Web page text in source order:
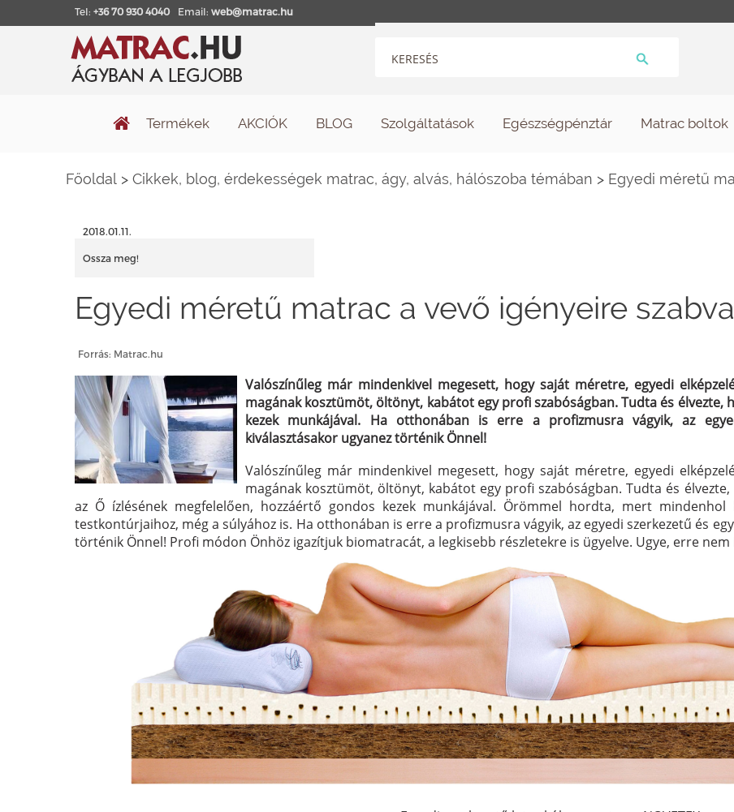
Tel: +36 70 930 4040 Email: web@matrac.hu
Termékek AKCIÓK BLOG Szolgáltatások Egészségpénztár Matrac boltok
Főoldal > Cikkek, blog, érdekességek matrac, ágy, alvás, hálószoba témában > Egyedi méretű
2018.01.11.
Ossza meg!
Egyedi méretű matrac a vevő igényeire szabva
Forrás: Matrac.hu
Valószínűleg már mindenkivel megesett, hogy saját méretre, egyedi
magának kosztümöt, öltönyt, kabátot egy profi szabóságban. Tudta és élvezte,
kezek munkájával. Ha otthonában is erre a profizmusra vágyik, az
kiválasztásakor ugyanez történik Önnel!
Valószínűleg már mindenkivel megesett, hogy saját méretre, egyedi
magának kosztümöt, öltönyt, kabátot egy profi szabóságban. Tudta és
az Ő ízlésének megfelelően, hozzáértő gondos kezek munkájával. Örömmel hordta, mert mindenhol
testkontúrjaihoz, még a súlyához is. Ha otthonában is erre a profizmusra vágyik, az egyedi szerkezetű és
történik Önnel! Profi módon Önhöz igazítjuk biomatracát, a legkisebb részletekre is ügyelve. Ugye, erre